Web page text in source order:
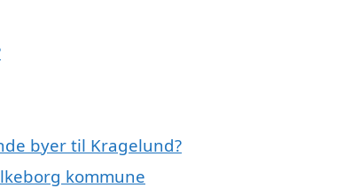
byer til Kragelund?
kommune